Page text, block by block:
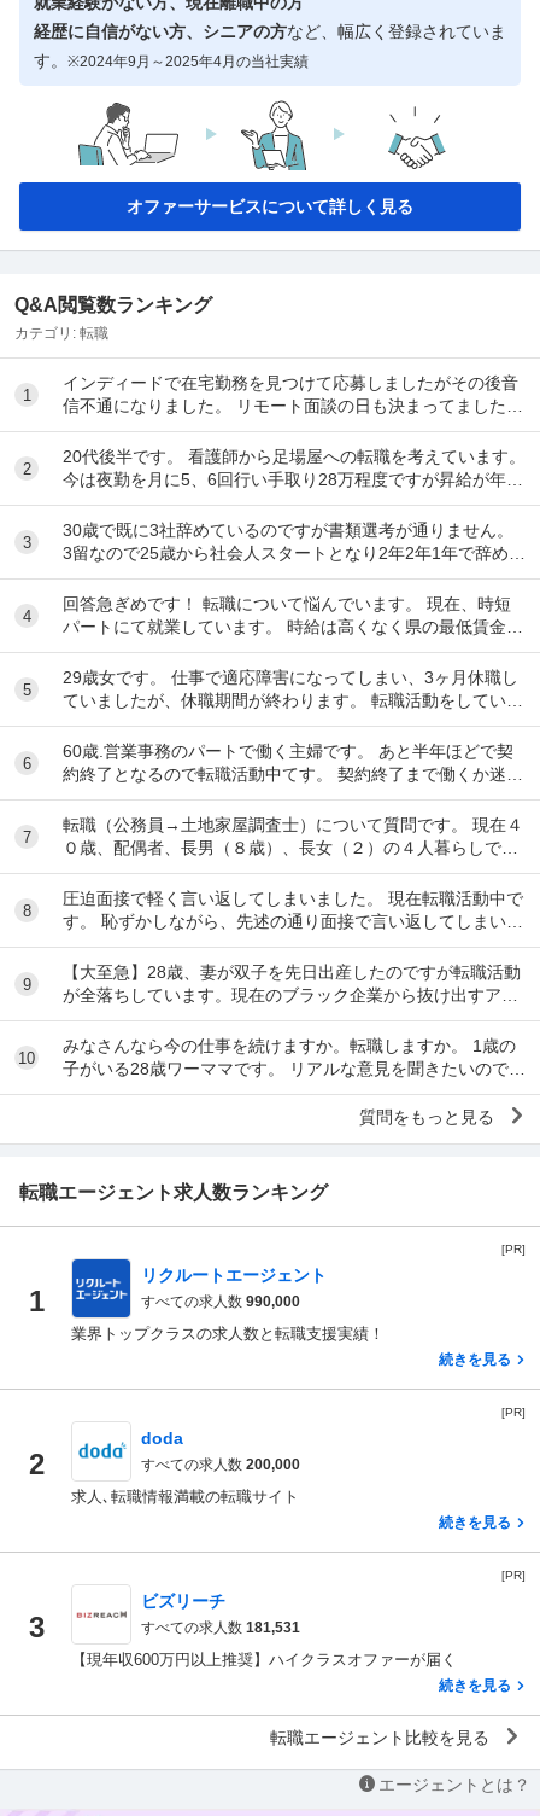
経歴に自信がない方、シニアの方など、幅広く登録されていま
す。 ※2024年9月～2025年4月の当社実績
オファーサービスについて詳しく見る
Q&A閲覧数ランキング
カテゴリ: 転職
1
インディードで在宅勤務を見つけて応募しましたがその後音
信不通になりました。 リモート面談の日も決まってました。
リクルーティングソリューションという会...
2
20代後半です。 看護師から足場屋への転職を考えています。
今は夜勤を月に5、6回行い手取り28万程度ですが昇給が年10
00円のため将来に不安があります。...
3
30歳で既に3社辞めているのですが書類選考が通りません。
3留なので25歳から社会人スタートとなり2年2年1年で辞めて
しまいました。全部SESのITエンジ...
4
回答急ぎめです！ 転職について悩んでいます。 現在、時短
パートにて就業しています。 時給は高くなく県の最低賃金＋
20円で、1日6時間で働いています。 ...
5
29歳女です。 仕事で適応障害になってしまい、3ヶ月休職し
ていましたが、休職期間が終わります。 転職活動をしていま
したが決まらなかったので、一応、復帰さ...
6
60歳.営業事務のパートで働く主婦です。 あと半年ほどで契
約終了となるので転職活動中てす。 契約終了まで働くか迷い
ましたが、転職するなら早いほうが良いだろ...
7
転職（公務員→土地家屋調査士）について質問です。 現在４
０歳、配偶者、長男（８歳）、長女（２）の４人暮らしで
す。 地方公務員として勤めているなか、昨年度...
8
圧迫面接で軽く言い返してしまいました。 現在転職活動中で
す。 恥ずかしながら、先述の通り面接で言い返してしまい、
今後どのように対応すべきかご教示いただきた...
9
【大至急】28歳、妻が双子を先日出産したのですが転職活動
が全落ちしています。現在のブラック企業から抜け出すアド
バイスをください。 28歳男性です。現在、転...
10
みなさんなら今の仕事を続けますか。転職しますか。 1歳の
子がいる28歳ワーママです。 リアルな意見を聞きたいので現
在もしくは過去ワーママだった方のみ、回...
質問をもっと見る
転職エージェント求人数ランキング
[PR]
1
リクルートエージェント
すべての求人数 990,000
業界トップクラスの求人数と転職支援実績！
続きを見る
[PR]
2
doda
すべての求人数 200,000
求人､転職情報満載の転職サイト
続きを見る
[PR]
3
ビズリーチ
すべての求人数 181,531
【現年収600万円以上推奨】ハイクラスオファーが届く
続きを見る
転職エージェント比較を見る
エージェントとは？